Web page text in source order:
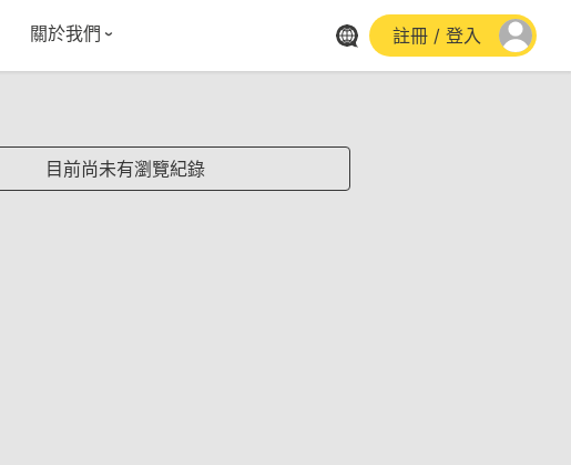
關於我們
instagram
註冊 / 登入
目前尚未有瀏覽紀錄